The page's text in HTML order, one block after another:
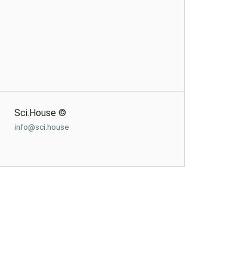
Sci.House ©
info@sci.house